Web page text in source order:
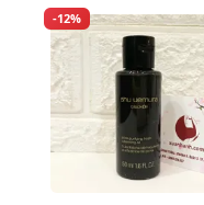
-12%